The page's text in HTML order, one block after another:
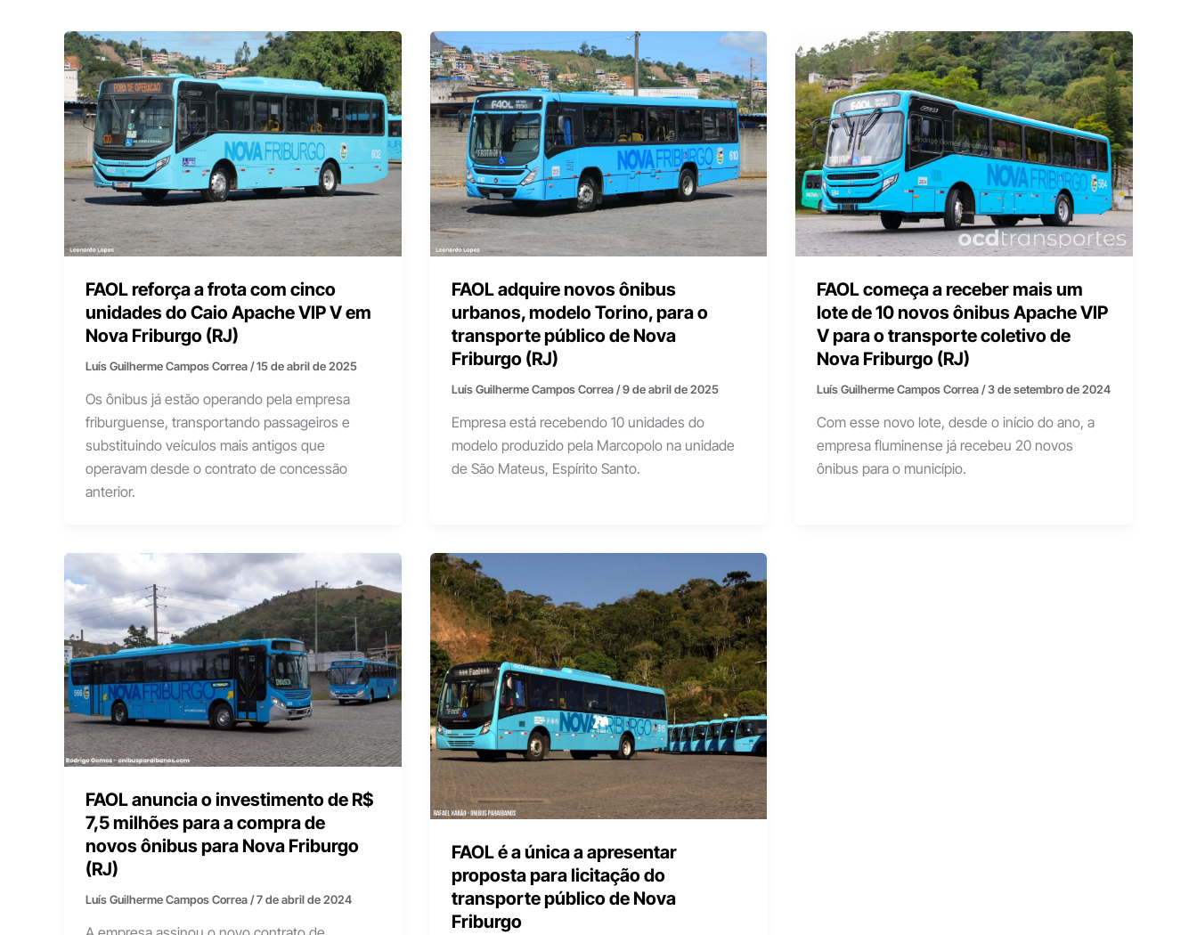
FAOL reforça a frota com cinco
unidades do Caio Apache VIP V em
Nova Friburgo (RJ)
Luís Guilherme Campos Correa/15 de abril de 2025
Os ônibus já estão operando pela empresa
friburguense, transportando passageiros e
substituindo veículos mais antigos que
operavam desde o contrato de concessão
anterior.
FAOL adquire novos ônibus
urbanos, modelo Torino, para o
transporte público de Nova
Friburgo (RJ)
Luís Guilherme Campos Correa/9 de abril de 2025
Empresa está recebendo 10 unidades do
modelo produzido pela Marcopolo na unidade
de São Mateus, Espírito Santo.
FAOL começa a receber mais um
lote de 10 novos ônibus Apache VIP
V para o transporte coletivo de
Nova Friburgo (RJ)
Luís Guilherme Campos Correa/3 de setembro de 2024
Com esse novo lote, desde o início do ano, a
empresa fluminense já recebeu 20 novos
ônibus para o município.
FAOL anuncia o investimento de R$
7,5 milhões para a compra de
novos ônibus para Nova Friburgo
(RJ)
Luís Guilherme Campos Correa/7 de abril de 2024
FAOL é a única a apresentar
proposta para licitação do
transporte público de Nova
Friburgo